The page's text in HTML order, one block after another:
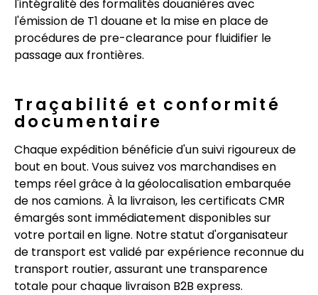
l'intégralité des formalités douanières avec
l'émission de T1 douane et la mise en place de
procédures de pre-clearance pour fluidifier le
passage aux frontières.
Traçabilité et conformité
documentaire
Chaque expédition bénéficie d'un suivi rigoureux de
bout en bout. Vous suivez vos marchandises en
temps réel grâce à la géolocalisation embarquée
de nos camions. À la livraison, les certificats CMR
émargés sont immédiatement disponibles sur
votre portail en ligne. Notre statut d'organisateur
de transport est validé par expérience reconnue du
transport routier, assurant une transparence
totale pour chaque livraison B2B express.